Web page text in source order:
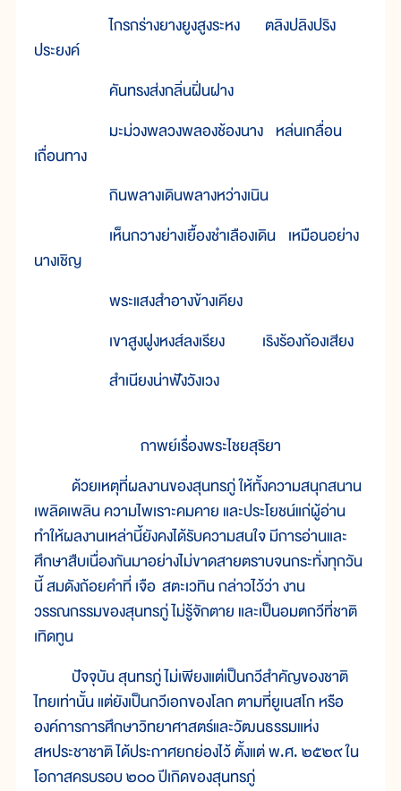
ไกรกร่างยางยูงสูงระหง ตลิงปลิงปริง
ประยงค์
คันทรงส่งกลิ่นฝิ่นฝาง
มะม่วงพลวงพลองช้องนาง หล่นเกลื่อน
เถื่อนทาง
กินพลางเดินพลางหว่างเนิน
เห็นกวางย่างเยื้องชำเลืองเดิน เหมือนอย่าง
นางเชิญ
พระแสงสำอางข้างเคียง
เขาสูงฝูงหงส์ลงเรียง เริงร้องก้องเสียง
สำเนียงน่าฟังวังเวง
กาพย์เรื่องพระไชยสุริยา
ด้วยเหตุที่ผลงานของสุนทรภู่ ให้ทั้งความสนุกสนาน
เพลิดเพลิน ความไพเราะคมคาย และประโยชน์แก่ผู้อ่าน
ทำให้ผลงานเหล่านี้ยังคงได้รับความสนใจ มีการอ่านและ
ศึกษาสืบเนื่องกันมาอย่างไม่ขาดสายตราบจนกระทั่งทุกวัน
นี้ สมดังถ้อยคำที่ เจือ สตะเวทิน กล่าวไว้ว่า งาน
วรรณกรรมของสุนทรภู่ ไม่รู้จักตาย และเป็นอมตกวีที่ชาติ
เทิดทูน
ปัจจุบัน สุนทรภู่ ไม่เพียงแต่เป็นกวีสำคัญของชาติ
ไทยเท่านั้น แต่ยังเป็นกวีเอกของโลก ตามที่ยูเนสโก หรือ
องค์การการศึกษาวิทยาศาสตร์และวัฒนธรรมแห่ง
สหประชาชาติ ได้ประกาศยกย่องไว้ ตั้งแต่ พ.ศ. ๒๕๒๙ ใน
โอกาสครบรอบ ๒๐๐ ปีเกิดของสุนทรภู่